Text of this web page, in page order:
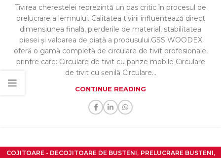
Tivirea cherestelei reprezintă un pas critic în procesul de
prelucrare a lemnului. Calitatea tivirii influențează direct
dimensiunea finală, pierderile de material, stabilitatea
piesei și valoarea de piață a produsului.GSS WOODEX
oferă o gamă completă de circulare de tivit profesionale,
printre care: Circulare de tivit cu panze mobile Circulare
de tivit cu șenilă Circulare...
CONTINUE READING
COJITOARE - DECOJITOARE DE BUSTENI, PRELUCRARE BUSTENI,